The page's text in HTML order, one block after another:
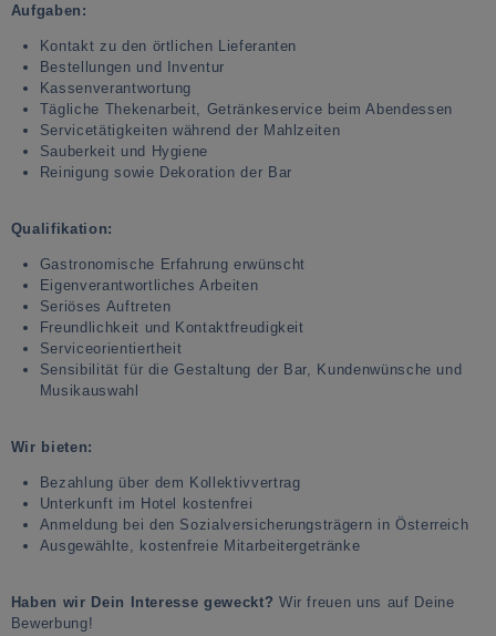
Aufgaben:
Kontakt zu den örtlichen Lieferanten
Bestellungen und Inventur
Kassenverantwortung
Tägliche Thekenarbeit, Getränkeservice beim Abendessen
Servicetätigkeiten während der Mahlzeiten
Sauberkeit und Hygiene
Reinigung sowie Dekoration der Bar
Qualifikation:
Gastronomische Erfahrung erwünscht
Eigenverantwortliches Arbeiten
Seriöses Auftreten
Freundlichkeit und Kontaktfreudigkeit
Serviceorientiertheit
Sensibilität für die Gestaltung der Bar, Kundenwünsche und
Musikauswahl
Wir bieten:
Bezahlung über dem Kollektivvertrag
Unterkunft im Hotel kostenfrei
Anmeldung bei den Sozialversicherungsträgern in Österreich
Ausgewählte, kostenfreie Mitarbeitergetränke
Haben wir Dein Interesse geweckt? Wir freuen uns auf Deine
Bewerbung!